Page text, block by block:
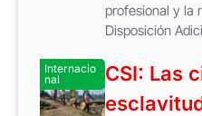
profesional y la
Disposición
Internacio
nal
CSI: Las